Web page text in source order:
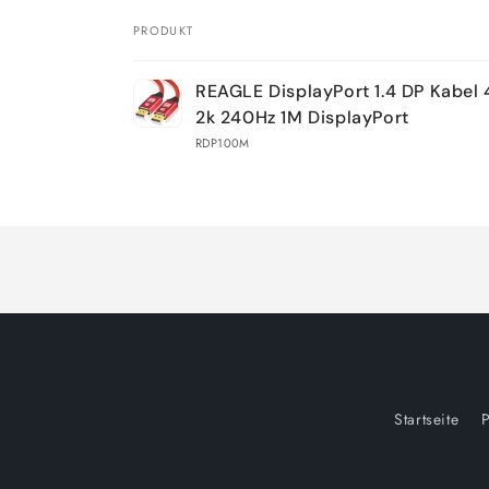
Dein
Warenkorb
PRODUKT
REAGLE DisplayPort 1.4 DP Kabel
2k 240Hz 1M DisplayPort
RDP100M
Startseite